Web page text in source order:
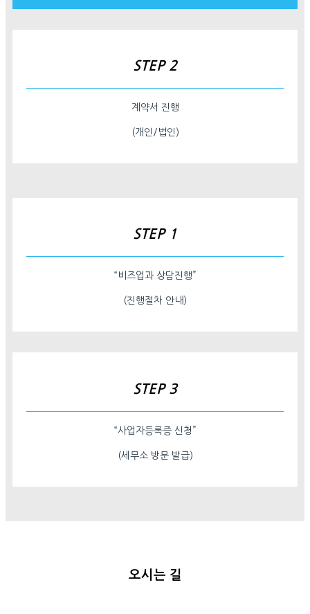
STEP 2
계약서 진행
(개인/법인)
STEP 1
“비즈업과 상담진행”
(진행절차 안내)
STEP 3
“사업자등록증 신청”
(세무소 방문 발급)
오시는 길